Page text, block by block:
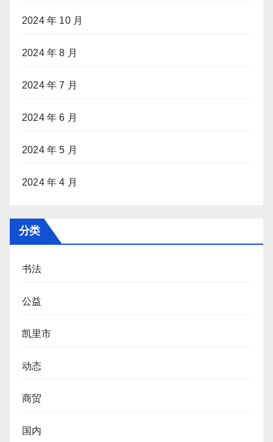
2024 年 10 月
2024 年 8 月
2024 年 7 月
2024 年 6 月
2024 年 5 月
2024 年 4 月
分类
书法
公益
凯里市
动态
商贸
国内